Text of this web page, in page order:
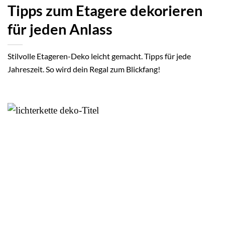
Tipps zum Etagere dekorieren
für jeden Anlass
Stilvolle Etageren-Deko leicht gemacht. Tipps für jede
Jahreszeit. So wird dein Regal zum Blickfang!